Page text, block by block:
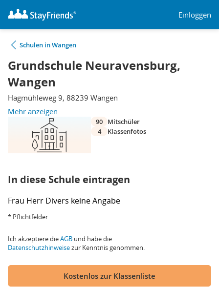
Einloggen
Schulen in Wangen
Grundschule Neuravensburg,
Wangen
Hagmühleweg 9, 88239 Wangen
Mehr anzeigen
90
Mitschüler
4
Klassenfotos
In diese Schule eintragen
Frau Herr Divers keine Angabe
* Pflichtfelder
Ich akzeptiere dieAGB und habe die
Datenschutzhinweisezur Kenntnis genommen.
Kostenlos zur Klassenliste